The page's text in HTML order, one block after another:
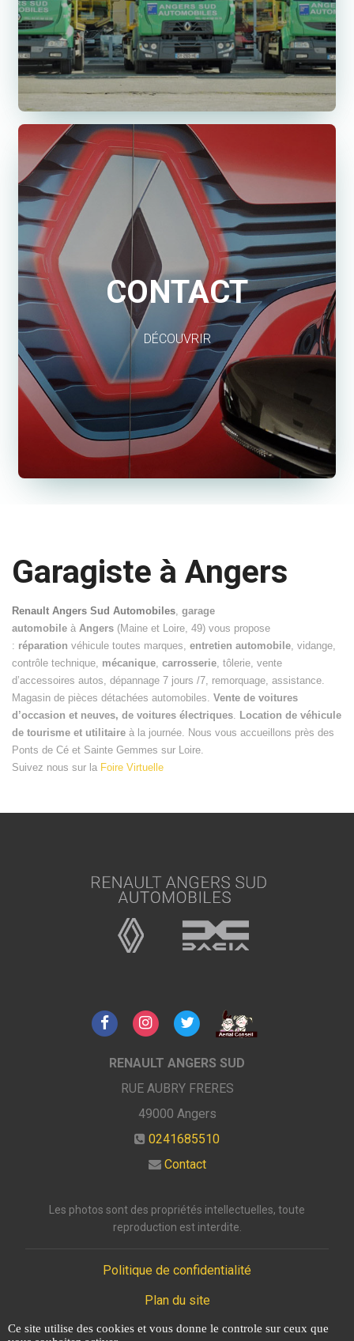
Ce site utilise des cookies et vous donne le controle sur ceux que
CONTACT
DÉCOUVRIR
Garagiste à Angers
Renault Angers Sud Automobiles garage
automobile à Angers (Maine et Loire, 49) vous propose
: réparation véhicule toutes marques, entretien automobile , vidange,
contrôle technique, mécanique carrosserie , tôlerie, vente
d’accessoires autos, dépannage 7 jours /7, remorquage, assistance.
Magasin de pièces détachées automobiles. Vente de voitures
d’occasion et neuves, de voitures électriques Location de véhicule
de tourisme et utilitaire à la journée. Nous vous accueillons près des
Ponts de Cé et Sainte Gemmes sur Loire.
Suivez nous sur la Foire Virtuelle
RENAULT ANGERS SUD
RUE AUBRY FRERES
49000 Angers
0241685510
Contact
Les photos sont des propriétés intellectuelles, toute
reproduction est interdite.
Politique de confidentialité
Plan du site
Mentions légales